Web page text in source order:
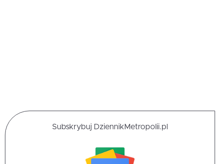
Subskrybuj DziennikMetropolii.pl